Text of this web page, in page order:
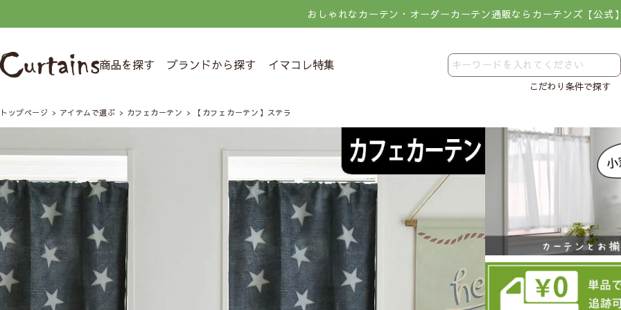
おしゃれなカーテン・オーダーカーテン通販ならカーテンズ【公式
商品を探す ブランドから探す イマコレ特集
こだわり条件で探す
トップページ アイテムで選ぶ カフェカーテン 【カフェカーテン】ステラ